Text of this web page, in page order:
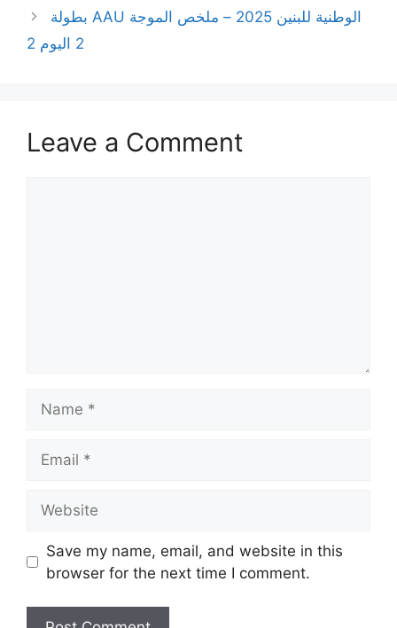
بطولة AAU الوطنية للبنين 2025 – ملخص الموجة
2 اليوم 2
Leave a Comment
Save my name, email, and website in this
browser for the next time I comment.